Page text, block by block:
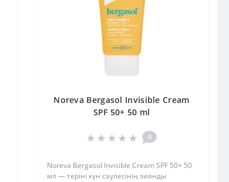
Noreva Bergasol Invisible Cream
SPF 50+ 50 ml
0
Noreva Bergasol Invisible Cream SPF 50+ 50
мл — теріні күн сәулесінің зиянды